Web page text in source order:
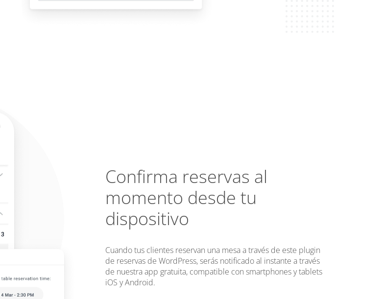
Confirma reservas al
momento desde tu
dispositivo
Cuando tus clientes reservan una mesa a través de este plugin
de reservas de WordPress, serás notificado al instante a través
de nuestra app gratuita, compatible con smartphones y tablets
iOS y Android.